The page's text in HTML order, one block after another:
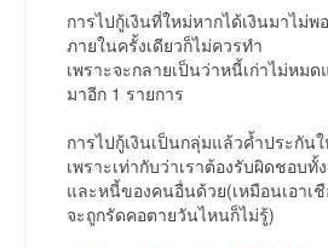
การไปกู้เงินที่ใหม่หากได้เงินมาไม่
ภายในครั้งเดียวก็ไม่ควรทำ
เพราะจะกลายเป็นว่าหนี้เก่าไม่หม
มาอีก 1 รายการ
การไปกู้เงินเป็นกลุ่มแล้วค้ำประกัน
เพราะเท่ากับว่าเราต้องรับผิดชอบ
และหนี้ของคนอื่นด้วย(เหมือนเอาเชื
จะถูกรัดคอตายวันไหนก็ไม่รู้)